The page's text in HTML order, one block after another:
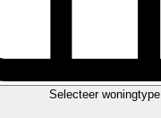
Selecteer woningtype